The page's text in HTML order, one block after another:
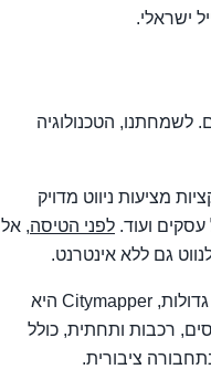
ישראלי.
לשמחתנו, הטכנולוגיה
מציעות ניווט מדויק
ועוד. לפני הטיסה, אל
גם ללא אינטרנט.
אם אתם מתכננים להשתמש הרבה בתחבורה ציבורית בערים גדולות, Citymapper היא
רכבות ותחתית, כולל